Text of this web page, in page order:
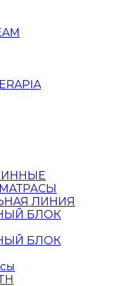
ЛИНИЯ
БЛОК
БЛОК